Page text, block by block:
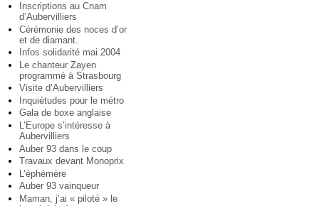
Inscriptions au Cnam
d’Aubervilliers
Cérémonie des noces d’or
et de diamant.
Infos solidarité mai 2004
Le chanteur Zayen
programmé à Strasbourg
Visite d’Aubervilliers
Inquiétudes pour le métro
Gala de boxe anglaise
L’Europe s’intéresse à
Aubervilliers
Auber 93 dans le coup
Travaux devant Monoprix
L’éphémère
Auber 93 vainqueur
Maman, j’ai « piloté » le